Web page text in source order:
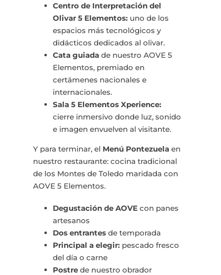
Centro de Interpretación del
Olivar 5 Elementos: uno de los
espacios más tecnológicos y
didácticos dedicados al olivar.
Cata guiada de nuestro AOVE 5
Elementos, premiado en
certámenes nacionales e
internacionales.
Sala 5 Elementos Xperience:
cierre inmersivo donde luz, sonido
e imagen envuelven al visitante.
Y para terminar, el Menú Pontezuela en
nuestro restaurante: cocina tradicional
de los Montes de Toledo maridada con
AOVE 5 Elementos.
Degustación de AOVE con panes
artesanos
Dos entrantes de temporada
Principal a elegir: pescado fresco
del día o carne
Postre de nuestro obrador